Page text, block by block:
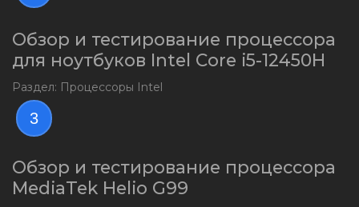
Обзор и тестирование процессора
для ноутбуков Intel Core i5-12450H
Раздел: Процессоры Intel
3
Обзор и тестирование процессора
MediaTek Helio G99